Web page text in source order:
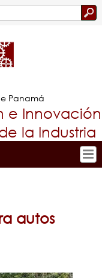
Panamá
e Innovación
la Industria
autos